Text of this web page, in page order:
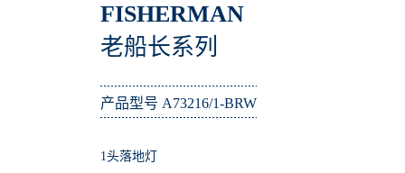
FISHERMAN
老船长系列
产品型号 A73216/1-BRW
1头落地灯